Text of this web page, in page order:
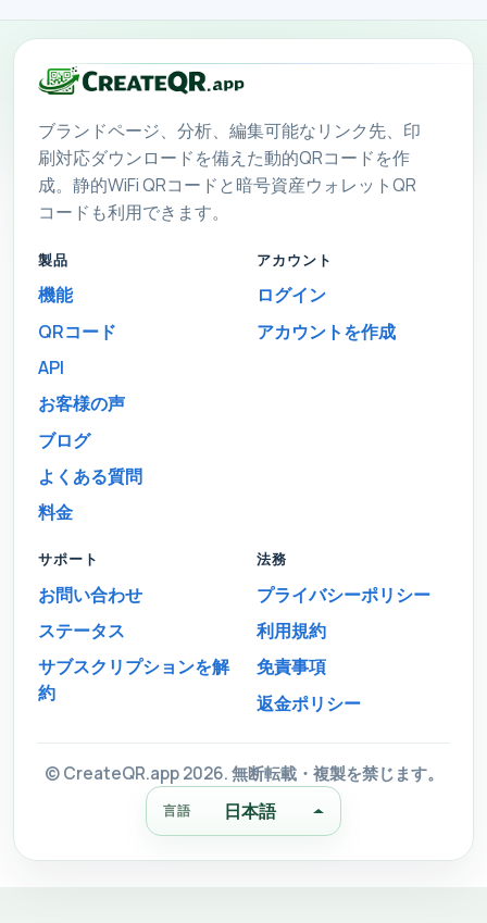
ブランドページ、分析、編集可能なリンク先、印
刷対応ダウンロードを備えた動的QRコードを作
成。静的WiFi QRコードと暗号資産ウォレットQR
コードも利用できます。
製品
機能
QRコード
API
お客様の声
ブログ
よくある質問
料金
アカウント
ログイン
アカウントを作成
サポート
お問い合わせ
ステータス
サブスクリプションを解
約
法務
プライバシーポリシー
利用規約
免責事項
返金ポリシー
© CreateQR.app 2026. 無断転載・複製を禁じます。
言語 日本語